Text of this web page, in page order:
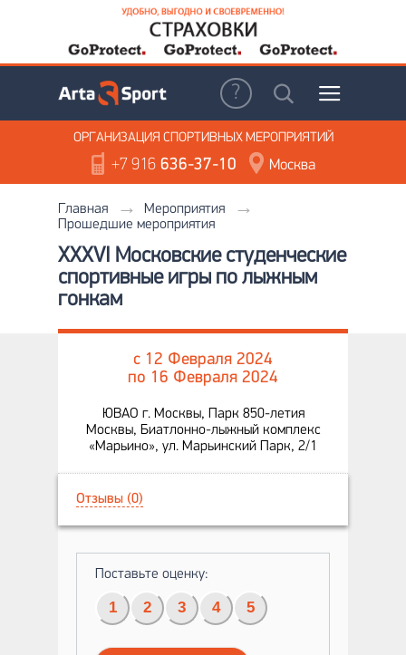
ОРГАНИЗАЦИЯ СПОРТИВНЫХ МЕРОПРИЯТИЙ
+7 916636-37-10 Москва
Главная
Мероприятия
Прошедшие мероприятия
XXXVI Московские студенческие
спортивные игры по лыжным
гонкам
c 12 Февраля 2024
по 16 Февраля 2024
ЮВАО г. Москвы, Парк 850-летия
Москвы, Биатлонно-лыжный комплекс
«Марьино», ул. Марьинский Парк, 2/1
Отзывы (0)
Поставьте оценку:
1 2 3 4 5